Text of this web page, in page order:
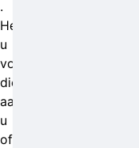
.
Herkent
u
voorwerpen
die
aan
u
of